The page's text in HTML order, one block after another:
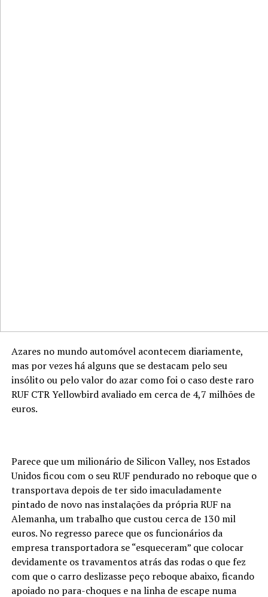
Azares no mundo automóvel acontecem diariamente,
mas por vezes há alguns que se destacam pelo seu
insólito ou pelo valor do azar como foi o caso deste raro
RUF CTR Yellowbird avaliado em cerca de 4,7 milhões de
euros.
Parece que um milionário de Silicon Valley, nos Estados
Unidos ficou com o seu RUF pendurado no reboque que o
transportava depois de ter sido imaculadamente
pintado de novo nas instalações da própria RUF na
Alemanha, um trabalho que custou cerca de 130 mil
euros. No regresso parece que os funcionários da
empresa transportadora se “esqueceram” que colocar
devidamente os travamentos atrás das rodas o que fez
com que o carro deslizasse peço reboque abaixo, ficando
apoiado no para-choques e na linha de escape numa